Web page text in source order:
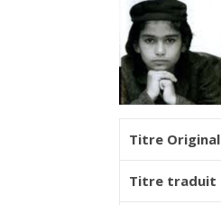
Titre Original
Titre traduit